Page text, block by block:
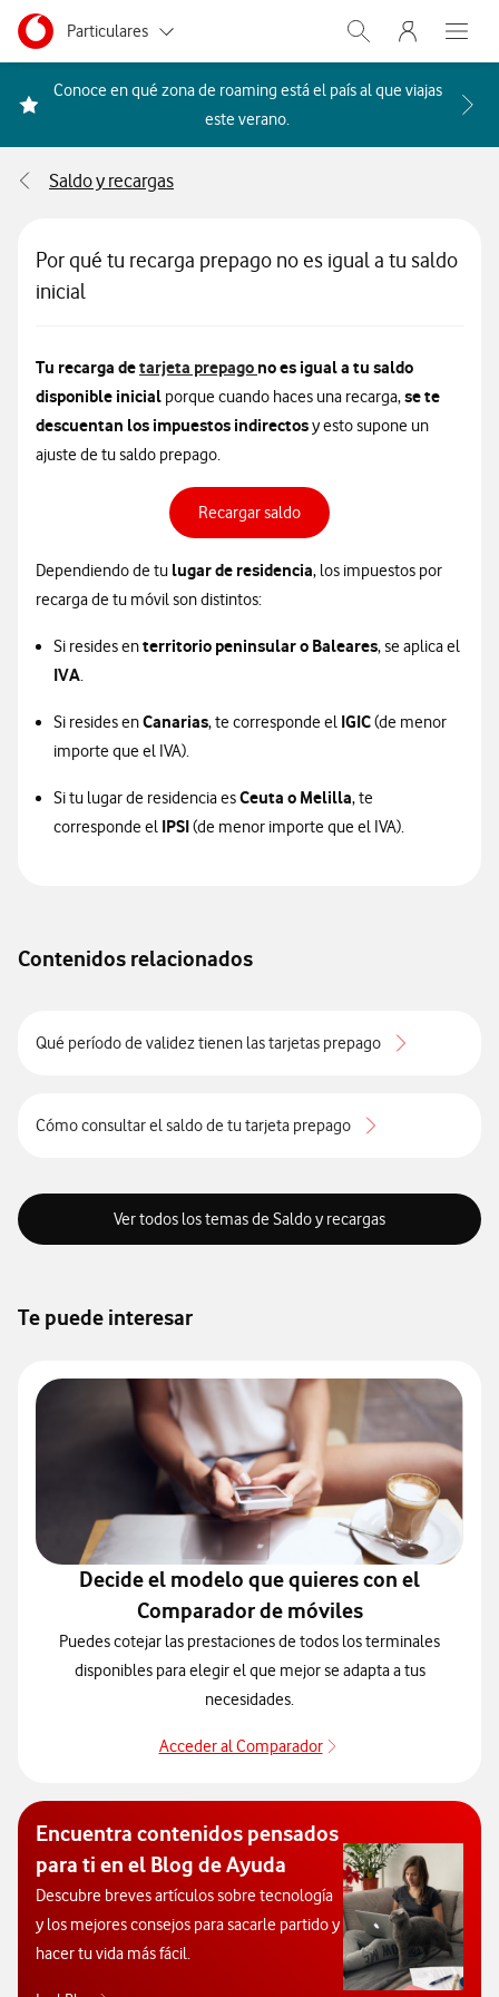
Ir a la pagina principal de vodafone.es
Menu navegación Segmento
Particulares
Autónomos
Grandes empresas
Abrir buscador.
Menu
Abre
Conoce en qué zona de roaming está el país al que viajas
este verano. Acceder a la FAQ Qué
Saldo y recargas
Por qué tu recarga prepago no es igual a tu saldo
inicial
Tu recarga detarjeta prepago no es igual a tu saldo
disponible inicial porque cuando haces una recarga,se te
descuentan los impuestos indirectosy esto supone un
ajuste de tu saldo prepago.
Recargar saldo
Dependiendo de tu lugar de residencia, los impuestos por
recarga de tu móvil son distintos:
Si resides enterritorio peninsular o Baleares, se aplica el
IVA.
Si resides enCanarias, te corresponde el IGIC(de menor
importe que el IVA).
Si tu lugar de residencia esCeuta o Melilla, te
corresponde el IPSI(de menor importe que el IVA).
Contenidos relacionados
Qué período de validez tienen las tarjetas prepago
Cómo consultar el saldo de tu tarjeta prepago
Ver todos los temas de Saldo y recargas
Te puede interesar
Decide el modelo que quieres con el
Comparador de móviles
Puedes cotejar las prestaciones de todos los terminales
disponibles para elegir el que mejor se adapta a tus
necesidades.
Acceder al Comparador
Encuentra contenidos pensados
para ti en el Blog de Ayuda
Descubre breves artículos sobre tecnología
y los mejores consejos para sacarle partido y
hacer tu vida más fácil.